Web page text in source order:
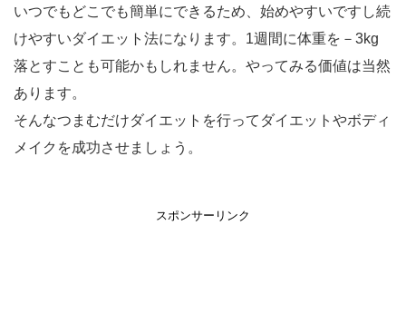
いつでもどこでも簡単にできるため、始めやすいですし続
けやすいダイエット法になります。1週間に体重を－3kg
落とすことも可能かもしれません。やってみる価値は当然
あります。
そんなつまむだけダイエットを行ってダイエットやボディ
メイクを成功させましょう。
スポンサーリンク